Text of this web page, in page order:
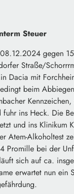
Steuer
gegen
Straße/
Dacia mit
beim
fuhr ins Heck. Die
und ins Klinikum
Atem-Alkoholtest
Promille bei der
sich auf ca.
erwartet nun ein